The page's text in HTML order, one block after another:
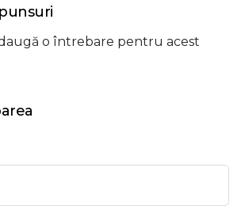
o întrebare pentru acest